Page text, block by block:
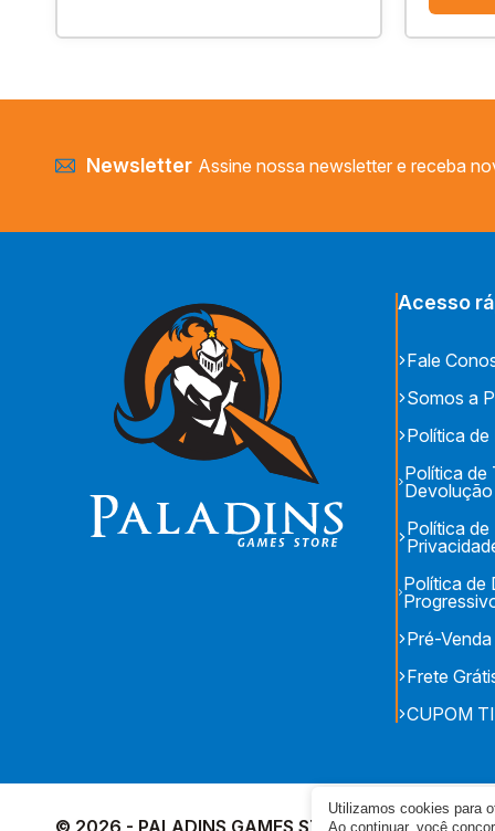
Newsletter Assine nossa newsletter e receba
Acesso
Fale
Somos a
Política de
Política de
Devolução
Política de
Política de
Pré-Venda
Frete
CUPOM
© 2026 - PALADINS GAMES STORE - CNPJ:
Utilizamos cookies para
Ao continuar, você